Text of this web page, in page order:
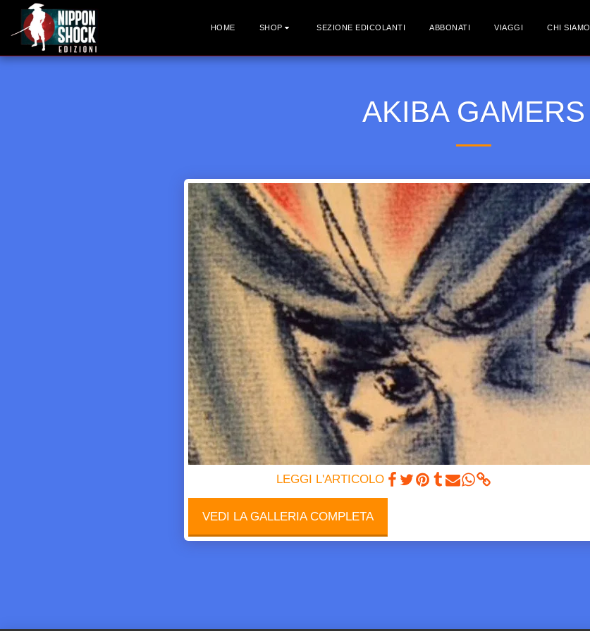
HOME SHOP SEZIONE EDICOLANTI ABBONATI VIAGGI CHI SIAMO
AKIBA GAMERS
LEGGI L'ARTICOLO
VEDI LA GALLERIA COMPLETA